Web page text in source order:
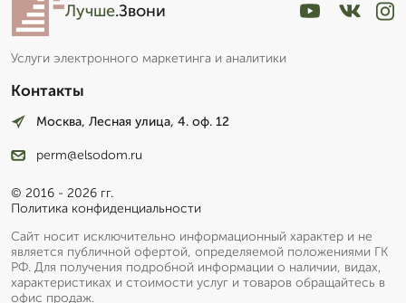
Лучше.Звони
Услуги электронного маркетинга и аналитики
Контакты
Москва, Лесная улица, 4. оф. 12
perm@elsodom.ru
© 2016 - 2026 гг.
Политика конфиденциальности
Сайт носит исключительно информационный характер и не
является публичной офертой, определяемой положениями ГК
РФ. Для получения подробной информации о наличии, видах,
характеристиках и стоимости услуг и товаров обращайтесь в
офис продаж.